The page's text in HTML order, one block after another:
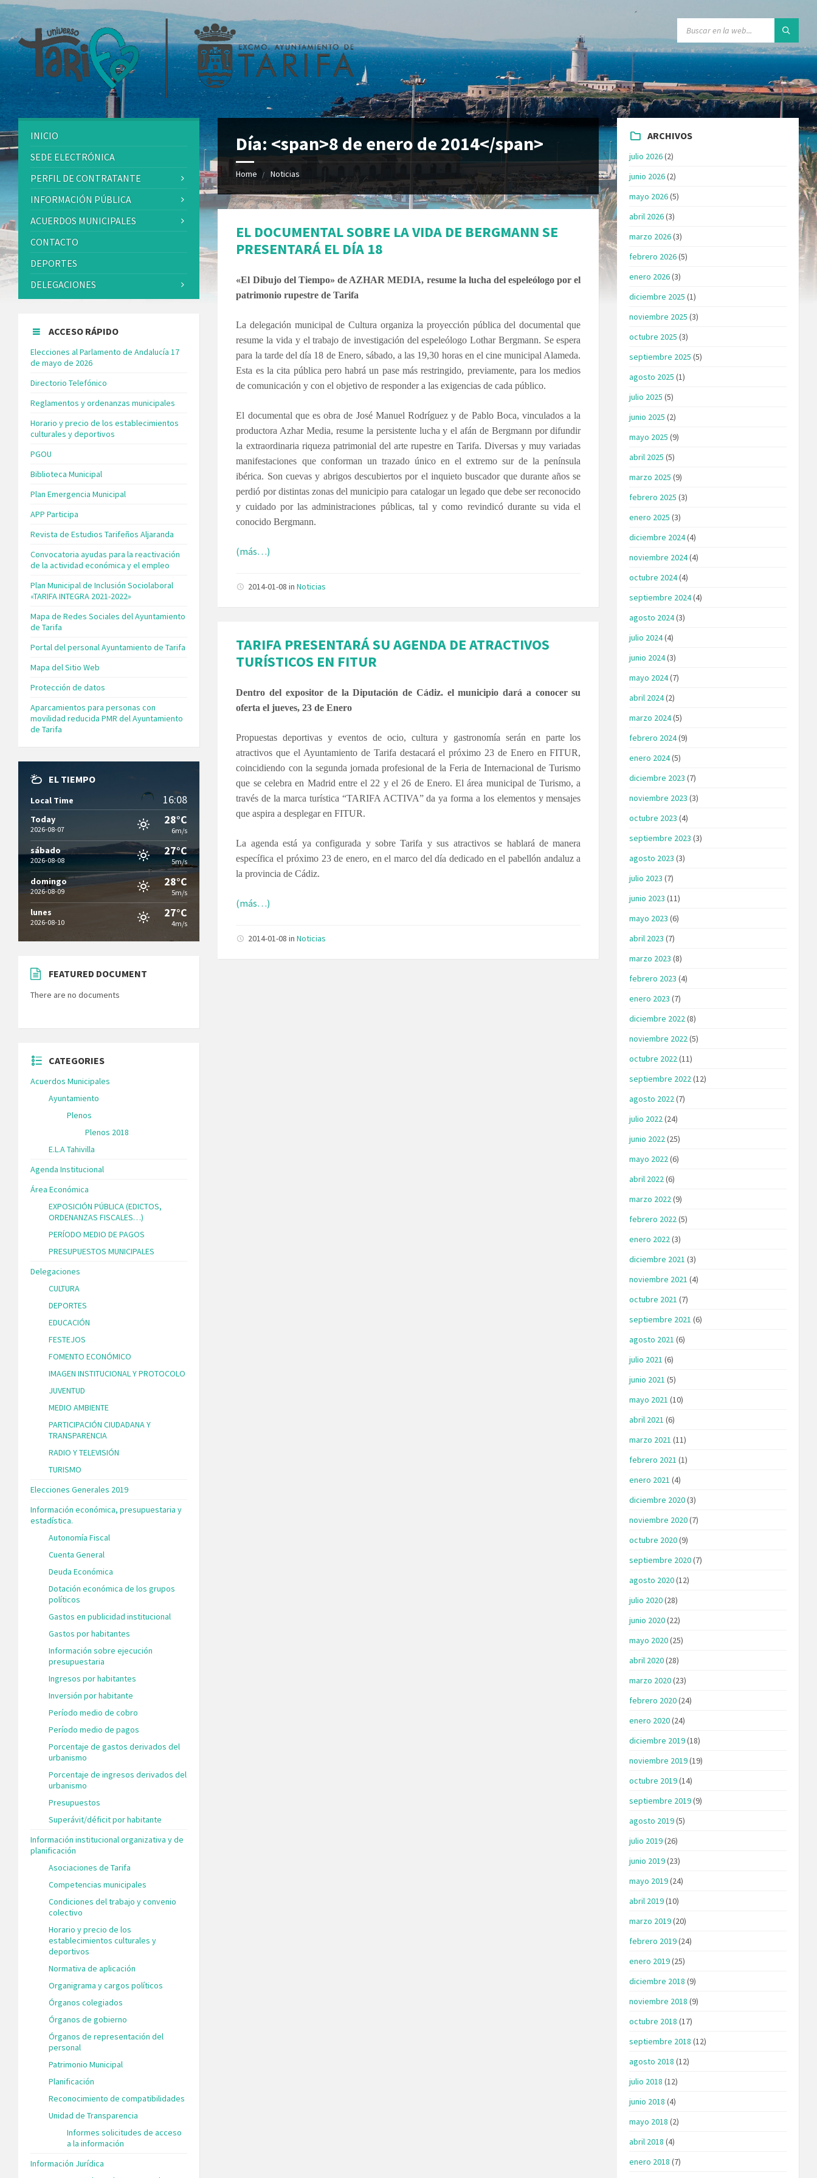
Día: <span>8 de enero de 2014</span>
Home Noticias
EL DOCUMENTAL SOBRE LA VIDA DE BERGMANN SE
PRESENTARÁ EL DÍA 18
«El Dibujo del Tiempo» de AZHAR MEDIA, resume la lucha del espeleólogo por el
patrimonio rupestre de Tarifa
La delegación municipal de Cultura organiza la proyección pública del documental que
resume la vida y el trabajo de investigación del espeleólogo Lothar Bergmann. Se espera
para la tarde del día 18 de Enero, sábado, a las 19,30 horas en el cine municipal Alameda.
Esta es la cita pública pero habrá un pase más restringido, previamente, para los medios
de comunicación y con el objetivo de responder a las exigencias de cada público.
El documental que es obra de José Manuel Rodríguez y de Pablo Boca, vinculados a la
productora Azhar Media, resume la persistente lucha y el afán de Bergmann por difundir
la extraordinaria riqueza patrimonial del arte rupestre en Tarifa. Diversas y muy variadas
manifestaciones que conforman un trazado único en el extremo sur de la península
ibérica. Son cuevas y abrigos descubiertos por el inquieto buscador que durante años se
perdió por distintas zonas del municipio para catalogar un legado que debe ser reconocido
y cuidado por las administraciones públicas, tal y como revindicó durante su vida el
conocido Bergmann.
(más…)
2014-01-08inNoticias
TARIFA PRESENTARÁ SU AGENDA DE ATRACTIVOS
TURÍSTICOS EN FITUR
Dentro del expositor de la Diputación de Cádiz. el municipio dará a conocer su
oferta el jueves, 23 de Enero
Propuestas deportivas y eventos de ocio, cultura y gastronomía serán en parte los
atractivos que el Ayuntamiento de Tarifa destacará el próximo 23 de Enero en FITUR,
coincidiendo con la segunda jornada profesional de la Feria de Internacional de Turismo
que se celebra en Madrid entre el 22 y el 26 de Enero. El área municipal de Turismo, a
través de la marca turística “TARIFA ACTIVA” da ya forma a los elementos y mensajes
que aspira a desplegar en FITUR.
La agenda está ya configurada y sobre Tarifa y sus atractivos se hablará de manera
específica el próximo 23 de enero, en el marco del día dedicado en el pabellón andaluz a
la provincia de Cádiz.
(más…)
2014-01-08inNoticias
INICIO
SEDE ELECTRÓNICA
PERFIL DE CONTRATANTE
INFORMACIÓN PÚBLICA
ACUERDOS MUNICIPALES
CONTACTO
DEPORTES
DELEGACIONES
ACCESO RÁPIDO
Elecciones al Parlamento de Andalucía 17
de mayo de 2026
Directorio Telefónico
Reglamentos y ordenanzas municipales
Horario y precio de los establecimientos
culturales y deportivos
PGOU
Biblioteca Municipal
Plan Emergencia Municipal
APP Participa
Revista de Estudios Tarifeños Aljaranda
Convocatoria ayudas para la reactivación
de la actividad económica y el empleo
Plan Municipal de Inclusión Sociolaboral
«TARIFA INTEGRA 2021-2022»
Mapa de Redes Sociales del Ayuntamiento
de Tarifa
Portal del personal Ayuntamiento de Tarifa
Mapa del Sitio Web
Protección de datos
Aparcamientos para personas con
movilidad reducida PMR del Ayuntamiento
de Tarifa
EL TIEMPO
Local Time 16:08
Today
2026-08-07
28°C
6m/s
sábado
2026-08-08
27°C
5m/s
domingo
2026-08-09
28°C
5m/s
lunes
2026-08-10
27°C
4m/s
FEATURED DOCUMENT
There are no documents
CATEGORIES
Acuerdos Municipales
Ayuntamiento
Plenos
Plenos 2018
E.L.A Tahivilla
Agenda Institucional
Área Económica
EXPOSICIÓN PÚBLICA (EDICTOS,
ORDENANZAS FISCALES…)
PERÍODO MEDIO DE PAGOS
PRESUPUESTOS MUNICIPALES
Delegaciones
CULTURA
DEPORTES
EDUCACIÓN
FESTEJOS
FOMENTO ECONÓMICO
IMAGEN INSTITUCIONAL Y PROTOCOLO
JUVENTUD
MEDIO AMBIENTE
PARTICIPACIÓN CIUDADANA Y
TRANSPARENCIA
RADIO Y TELEVISIÓN
TURISMO
Elecciones Generales 2019
Información económica, presupuestaria y
estadística.
Autonomía Fiscal
Cuenta General
Deuda Económica
Dotación económica de los grupos
políticos
Gastos en publicidad institucional
Gastos por habitantes
Información sobre ejecución
presupuestaria
Ingresos por habitantes
Inversión por habitante
Período medio de cobro
Período medio de pagos
Porcentaje de gastos derivados del
urbanismo
Porcentaje de ingresos derivados del
urbanismo
Presupuestos
Superávit/déficit por habitante
Información institucional organizativa y de
planificación
Asociaciones de Tarifa
Competencias municipales
Condiciones del trabajo y convenio
colectivo
Horario y precio de los
establecimientos culturales y
deportivos
Normativa de aplicación
Organigrama y cargos políticos
Órganos colegiados
Órganos de gobierno
Órganos de representación del
personal
Patrimonio Municipal
Planificación
Reconocimiento de compatibilidades
Unidad de Transparencia
Informes solicitudes de acceso
a la información
Información Jurídica
ARCHIVOS
julio 2026(2)
junio 2026(2)
mayo 2026(5)
abril 2026(3)
marzo 2026(3)
febrero 2026(5)
enero 2026(3)
diciembre 2025 (1)
noviembre 2025 (3)
octubre 2025 (3)
septiembre 2025 (5)
agosto 2025 (1)
julio 2025 (5)
junio 2025 (2)
mayo 2025 (9)
abril 2025 (5)
marzo 2025 (9)
febrero 2025 (3)
enero 2025 (3)
diciembre 2024(4)
noviembre 2024(4)
octubre 2024(4)
septiembre 2024(4)
agosto 2024(3)
julio 2024(4)
junio 2024(3)
mayo 2024(7)
abril 2024(2)
marzo 2024(5)
febrero 2024(9)
enero 2024(5)
diciembre 2023 (7)
noviembre 2023 (3)
octubre 2023 (4)
septiembre 2023 (3)
agosto 2023 (3)
julio 2023 (7)
junio 2023 (11)
mayo 2023 (6)
abril 2023 (7)
marzo 2023 (8)
febrero 2023 (4)
enero 2023 (7)
diciembre 2022 (8)
noviembre 2022 (5)
octubre 2022 (11)
septiembre 2022 (12)
agosto 2022 (7)
julio 2022 (24)
junio 2022 (25)
mayo 2022 (6)
abril 2022 (6)
marzo 2022 (9)
febrero 2022 (5)
enero 2022 (3)
diciembre 2021 (3)
noviembre 2021 (4)
octubre 2021 (7)
septiembre 2021 (6)
agosto 2021 (6)
julio 2021 (6)
junio 2021 (5)
mayo 2021 (10)
abril 2021 (6)
marzo 2021 (11)
febrero 2021 (1)
enero 2021 (4)
diciembre 2020(3)
noviembre 2020(7)
octubre 2020(9)
septiembre 2020(7)
agosto 2020(12)
julio 2020(28)
junio 2020(22)
mayo 2020(25)
abril 2020(28)
marzo 2020(23)
febrero 2020(24)
enero 2020(24)
diciembre 2019(18)
noviembre 2019(19)
octubre 2019(14)
septiembre 2019(9)
agosto 2019(5)
julio 2019(26)
junio 2019(23)
mayo 2019(24)
abril 2019(10)
marzo 2019(20)
febrero 2019(24)
enero 2019(25)
diciembre 2018 (9)
noviembre 2018 (9)
octubre 2018 (17)
septiembre 2018 (12)
agosto 2018 (12)
julio 2018 (12)
junio 2018 (4)
mayo 2018 (2)
abril 2018 (4)
enero 2018 (7)